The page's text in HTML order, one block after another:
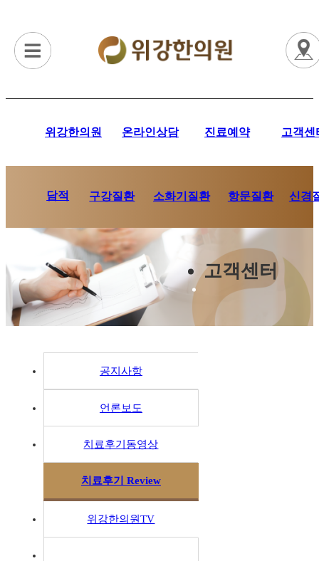
위강한의원 온라인상담 진료예약 고객센
담적 구강질환 소화기질환 항문질환 신경
고객센터
공지사항
언론보도
치료후기동영상
치료후기 Review
위강한의원TV